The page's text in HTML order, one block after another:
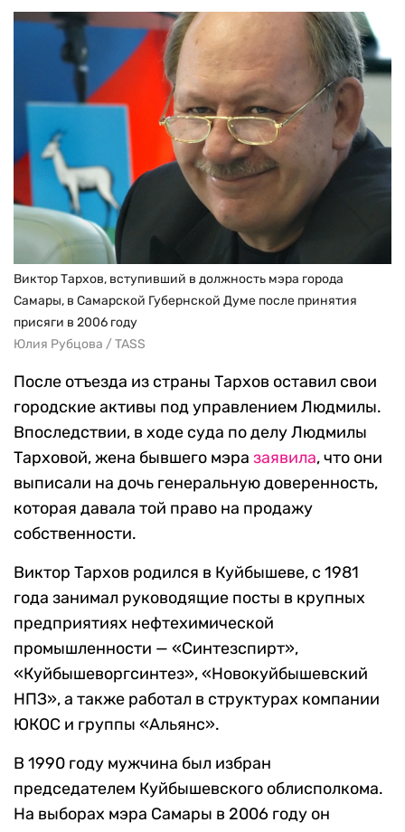
Виктор Тархов, вступивший в должность мэра города
Самары, в Самарской Губернской Думе после принятия
присяги в 2006 году
Юлия Рубцова / TASS
После отъезда из страны Тархов оставил свои
городские активы под управлением Людмилы.
Впоследствии, в ходе суда по делу Людмилы
Тарховой, жена бывшего мэра заявила, что они
выписали на дочь генеральную доверенность,
которая давала той право на продажу
собственности.
Виктор Тархов родился в Куйбышеве, с 1981
года занимал руководящие посты в крупных
предприятиях нефтехимической
промышленности — «Синтезспирт»,
«Куйбышеворгсинтез», «Новокуйбышевский
НПЗ», а также работал в структурах компании
ЮКОС и группы «Альянс».
В 1990 году мужчина был избран
председателем Куйбышевского облисполкома.
На выборах мэра Самары в 2006 году он